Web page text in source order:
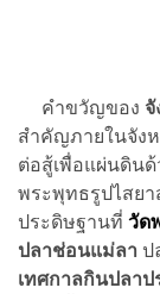
คำขวัญของ จั
สำคัญภายในจัง
ต่อสู้เพื่อแผ่นดิน
พระพุทธรูปไสย
ประดิษฐานที่ วัด
ปลาช่อนแม่ลา ป
เทศกาลกินปลาป